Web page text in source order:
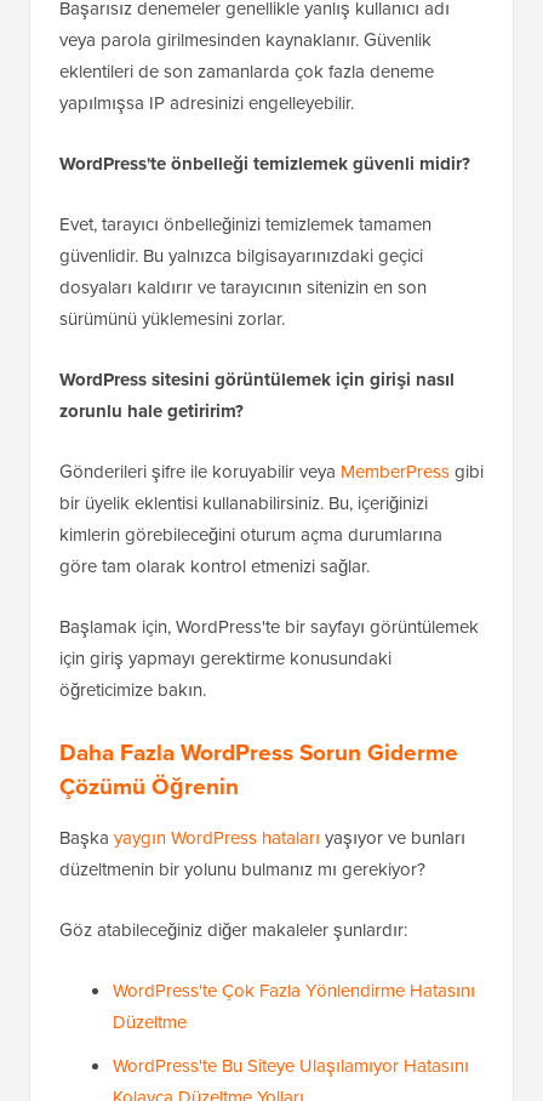
Başarısız denemeler genellikle yanlış kullanıcı adı
veya parola girilmesinden kaynaklanır. Güvenlik
eklentileri de son zamanlarda çok fazla deneme
yapılmışsa IP adresinizi engelleyebilir.
WordPress'te önbelleği temizlemek güvenli midir?
Evet, tarayıcı önbelleğinizi temizlemek tamamen
güvenlidir. Bu yalnızca bilgisayarınızdaki geçici
dosyaları kaldırır ve tarayıcının sitenizin en son
sürümünü yüklemesini zorlar.
WordPress sitesini görüntülemek için girişi nasıl
zorunlu hale getiririm?
Gönderileri şifre ile koruyabilir veya MemberPressgibi
bir üyelik eklentisi kullanabilirsiniz. Bu, içeriğinizi
kimlerin görebileceğini oturum açma durumlarına
göre tam olarak kontrol etmenizi sağlar.
Başlamak için, WordPress'te bir sayfayı görüntülemek
için giriş yapmayı gerektirme konusundaki
öğreticimize bakın.
Daha Fazla WordPress Sorun Giderme
Çözümü Öğrenin
Başka yaygın WordPress hataları yaşıyor ve bunları
düzeltmenin bir yolunu bulmanız mı gerekiyor?
Göz atabileceğiniz diğer makaleler şunlardır:
WordPress'te Çok Fazla Yönlendirme Hatasını
Düzeltme
WordPress'te Bu Siteye Ulaşılamıyor Hatasını